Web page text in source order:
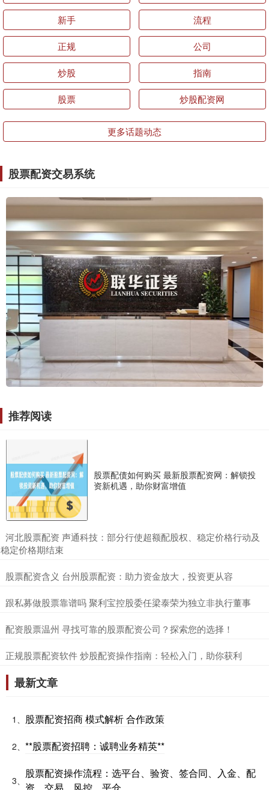
新手 流程
正规 公司
炒股 指南
股票 炒股配资网
更多话题动态
股票配资交易系统
推荐阅读
股票配债如何购买 最新股票配资网：解锁投
资新机遇，助你财富增值
​河北股票配资 声通科技：部分行使超额配股权、稳定价格行动及
稳定价格期结束
​股票配资含义 台州股票配资：助力资金放大，投资更从容
​跟私募做股票靠谱吗 聚利宝控股委任梁泰荣为独立非执行董事
​配资股票温州 寻找可靠的股票配资公司？探索您的选择！
​正规股票配资软件 炒股配资操作指南：轻松入门，助你获利
最新文章
1、 股票配资招商 模式解析 合作政策
2、 **股票配资招聘：诚聘业务精英**
3、
股票配资操作流程：选平台、验资、签合同、入金、配
资、交易、风控、平仓。